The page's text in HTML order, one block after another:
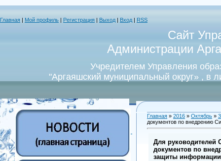
Главная Мой профиль Регистрация Выход Вход RSS
Сайт
Администрации
Учредителем Управления
"Аргаяшский муниципальный округ» , в
Главная » 2016 » Октябрь »
документов по внедрению
Для руководителей
документов по
защиты информации